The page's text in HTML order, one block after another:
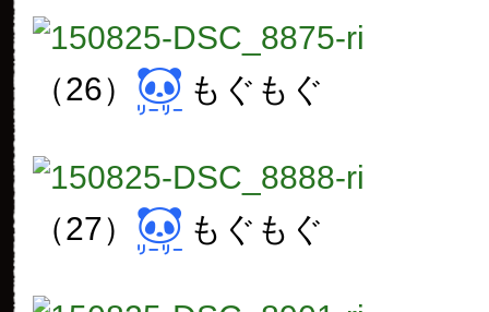
（26） もぐもぐ
（27） もぐもぐ